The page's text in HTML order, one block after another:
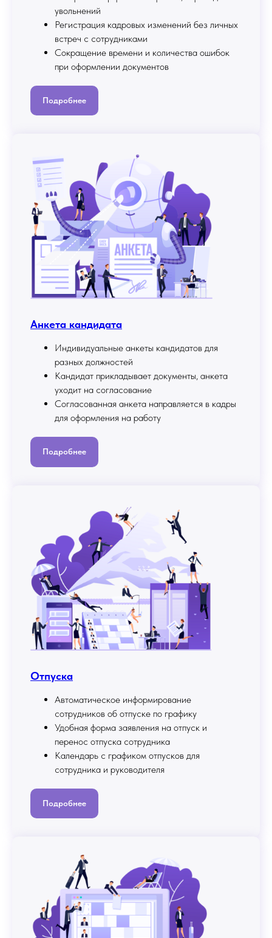
увольнений
Регистрация кадровых изменений без личных
встреч с сотрудниками
Сокращение времени и количества ошибок
при оформлении документов
Подробнее
Анкета кандидата
Индивидуальные анкеты кандидатов для
разных должностей
Кандидат прикладывает документы, анкета
уходит на согласование
Согласованная анкета направляется в кадры
для оформления на работу
Подробнее
Отпуска
Автоматическое информирование
сотрудников об отпуске по графику
Удобная форма заявления на отпуск и
перенос отпуска сотрудника
Календарь с графиком отпусков для
сотрудника и руководителя
Подробнее